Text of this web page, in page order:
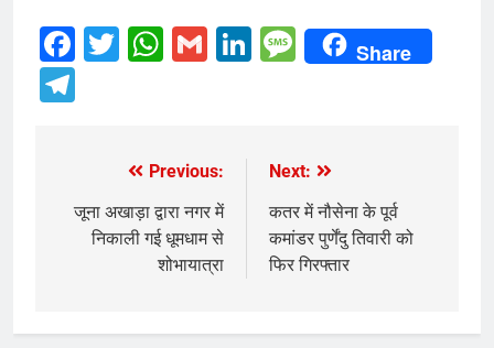
Facebook
Twitter
WhatsApp
GmailLinkedIn
Message
Share
navigation
Previous:
जूना अखाड़ा द्वारा नगर में
निकाली गई धूमधाम से
शोभायात्रा
Next:
कतर में नौसेना के पूर्व
कमांडर पुर्णेंदु तिवारी को
फिर गिरफ्तार